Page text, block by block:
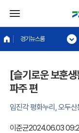
경기뉴스룸
[슬기로운 보훈
파주 편
임진각 평화누리, 오두
이준균2024.06.03